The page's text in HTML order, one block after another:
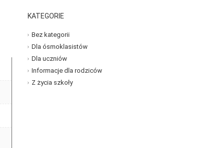
KATEGORIE
Bez kategorii
Dla ósmoklasistów
Dla uczniów
Informacje dla rodziców
Z życia szkoły